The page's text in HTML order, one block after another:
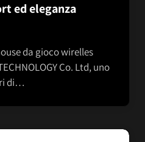
ed eleganza
da gioco wirelles
Co. Ltd, uno
di…